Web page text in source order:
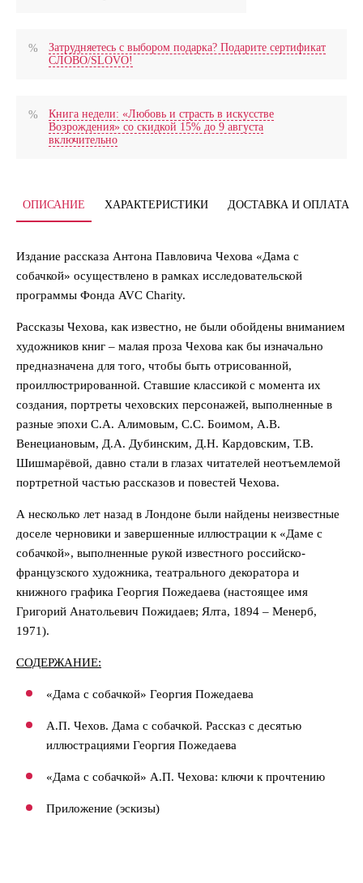
Затрудняетесь с выбором подарка? Подарите сертификат
СЛОВО/SLOVO!
Книга недели: «Любовь и страсть в искусстве
Возрождения» со скидкой 15% до 9 августа
включительно
ОПИСАНИЕ ХАРАКТЕРИСТИКИ ДОСТАВКА И ОПЛАТА
Издание рассказа Антона Павловича Чехова «Дама с
собачкой» осуществлено в рамках исследовательской
программы Фонда AVC Charity.
Рассказы Чехова, как известно, не были обойдены вниманием
художников книг – малая проза Чехова как бы изначально
предназначена для того, чтобы быть отрисованной,
проиллюстрированной. Ставшие классикой с момента их
создания, портреты чеховских персонажей, выполненные в
разные эпохи С.А. Алимовым, С.С. Боимом, А.В.
Венециановым, Д.А. Дубинским, Д.Н. Кардовским, Т.В.
Шишмарёвой, давно стали в глазах читателей неотъемлемой
портретной частью рассказов и повестей Чехова.
А несколько лет назад в Лондоне были найдены неизвестные
доселе черновики и завершенные иллюстрации к «Даме с
собачкой», выполненные рукой известного российско-
французского художника, театрального декоратора и
книжного графика Георгия Пожедаева (настоящее имя
Григорий Анатольевич Пожидаев; Ялта, 1894 – Менерб,
1971).
СОДЕРЖАНИЕ:
«Дама с собачкой» Георгия Пожедаева
А.П. Чехов. Дама с собачкой. Рассказ с десятью
иллюстрациями Георгия Пожедаева
«Дама с собачкой» А.П. Чехова: ключи к прочтению
Приложение (эскизы)